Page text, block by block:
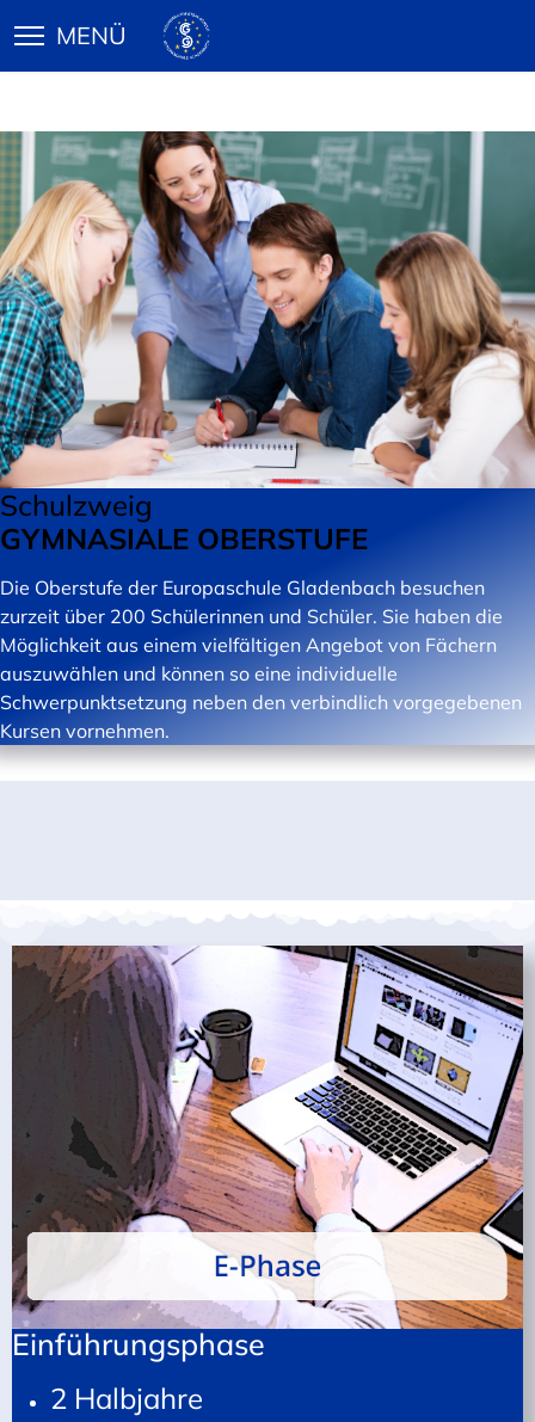
Schulzweig
GYMNASIALE OBERSTUFE
Die Oberstufe der Europaschule Gladenbach besuchen
zurzeit über 200 Schülerinnen und Schüler. Sie haben die
Möglichkeit aus einem vielfältigen Angebot von Fächern
auszuwählen und können so eine individuelle
Schwerpunktsetzung neben den verbindlich vorgegebenen
Kursen vornehmen.
Einführungsphase
2 Halbjahre